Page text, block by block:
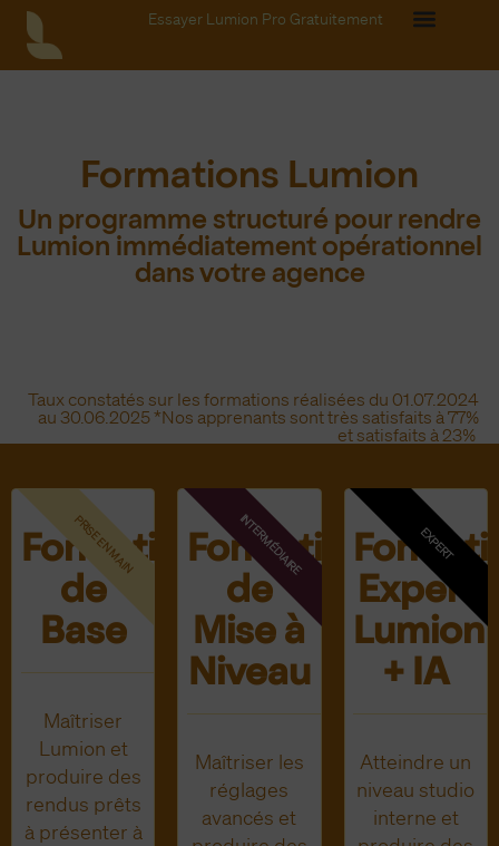
Essayer Lumion Pro Gratuitement
Formations Lumion
Un programme structuré pour rendre
Lumion immédiatement opérationnel
dans votre agence
Taux constatés sur les formations réalisées du 01.07.2024
au 30.06.2025 *Nos apprenants sont très satisfaits à 77%
et satisfaits à 23%
Formation
de
Base
Maîtriser
Lumion et
produire des
rendus prêts
à présenter à
Formation
de
Mise à
Niveau
Maîtriser les
réglages
avancés et
Expert
Lumion
+ IA
Atteindre un
niveau studio
interne et